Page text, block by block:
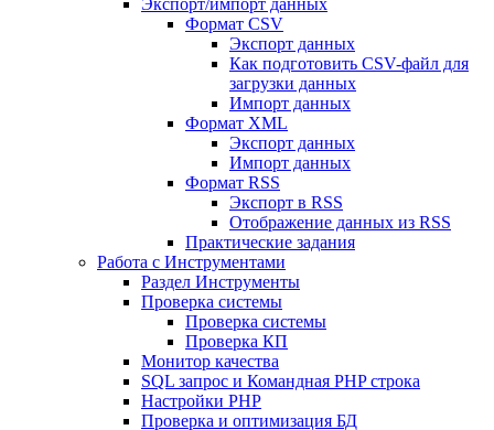
Экспорт/импорт данных
Формат CSV
Экспорт данных
Как подготовить CSV-файл для
загрузки данных
Импорт данных
Формат XML
Экспорт данных
Импорт данных
Формат RSS
Экспорт в RSS
Отображение данных из RSS
Практические задания
Работа с Инструментами
Раздел Инструменты
Проверка системы
Проверка системы
Проверка КП
Монитор качества
SQL запрос и Командная PHP строка
Настройки PHP
Проверка и оптимизация БД